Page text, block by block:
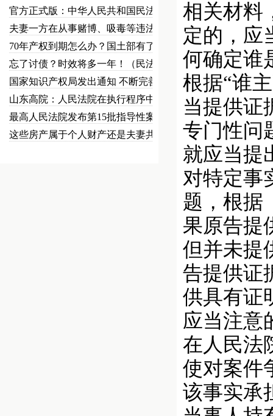
官方正式版：中华人民共和国民法总…
夫妻一方在从事赌博、吸毒等违法犯…
70年产权到期怎么办？国土部有了…
忘了讨债？时效将多一年！（民法草…
国家知识产权局发出通知 不断完善…
山东高院：人民法院在执行程序中可…
最高人民法院发布第15批指导性案…
这些房产属于个人财产还是夫妻共同…
相关材料
定的，应
何确定谁
根据“谁
当提供证
专门性问
就应当提
对特定事
题，根据
果原告提
但并未提
告提供证
供具有证
应当注意
在人民法
使对案件
该事实承